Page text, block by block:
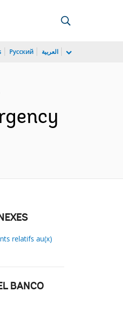
Русский العربية
relatifs au(x)
BANCO